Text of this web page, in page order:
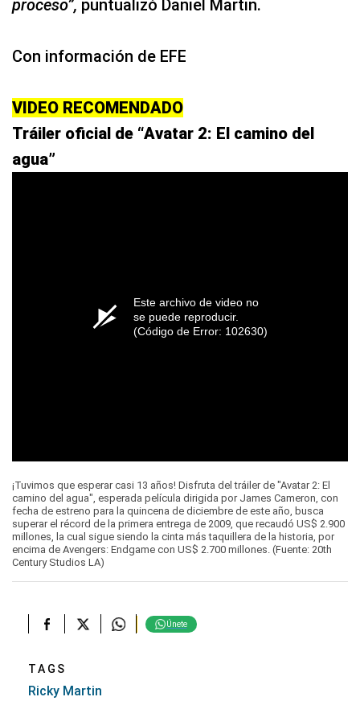
proceso”, puntualizó Daniel Martin.
Con información de EFE
VIDEO RECOMENDADO
Tráiler oficial de “Avatar 2: El camino del
agua”
Este archivo de video no
se puede reproducir.
(Código de Error: 102630)
¡Tuvimos que esperar casi 13 años! Disfruta del tráiler de "Avatar 2: El
camino del agua", esperada película dirigida por James Cameron, con
fecha de estreno para la quincena de diciembre de este año, busca
superar el récord de la primera entrega de 2009, que recaudó US$ 2.900
millones, la cual sigue siendo la cinta más taquillera de la historia, por
encima de Avengers: Endgame con US$ 2.700 millones. (Fuente: 20th
Century Studios LA)
Únete
TAGS
Ricky Martin